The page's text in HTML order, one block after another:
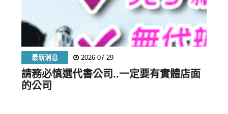
最新消息 2026-07-29
請務必慎選代書公司..一定要有實體店面
的公司